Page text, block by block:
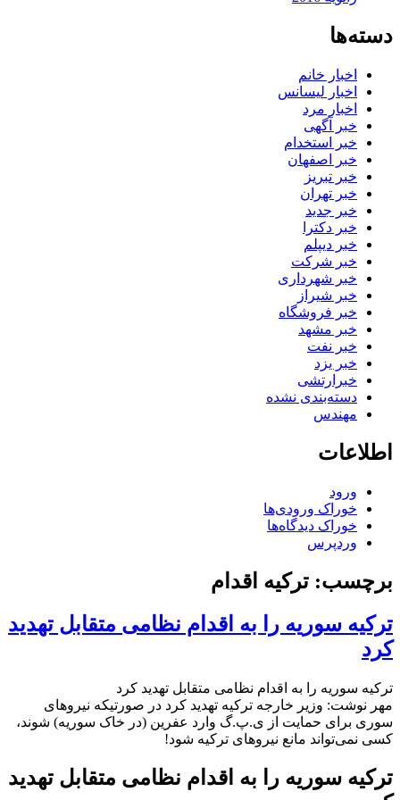
دسته‌ها
اخبار خانم
اخبار لیسانس
اخبار مرد
خبر آگهی
خبر استخدام
خبر اصفهان
خبر تبریز
خبر تهران
خبر جدید
خبر دکترا
خبر دیپلم
خبر شرکت
خبر شهرداری
خبر شیراز
خبر فروشگاه
خبر مشهد
خبر نفت
خبر یزد
خبرارتشی
دسته‌بندی نشده
مهندس
اطلاعات
ورود
خوراک ورودی‌ها
خوراک دیدگاه‌ها
وردپرس
برچسب: ترکیه اقدام
ترکیه سوریه را به اقدام نظامی متقابل تهدید
کرد
ترکیه سوریه را به اقدام نظامی متقابل تهدید کرد
مهر نوشت: وزیر خارجه ترکیه تهدید کرد در صورتیکه نیروهای
سوری برای حمایت از ی.پ.گ وارد عفرین (در خاک سوریه) شوند،
کسی نمی‌تواند مانع نیروهای ترکیه شود!
ترکیه سوریه را به اقدام نظامی متقابل تهدید